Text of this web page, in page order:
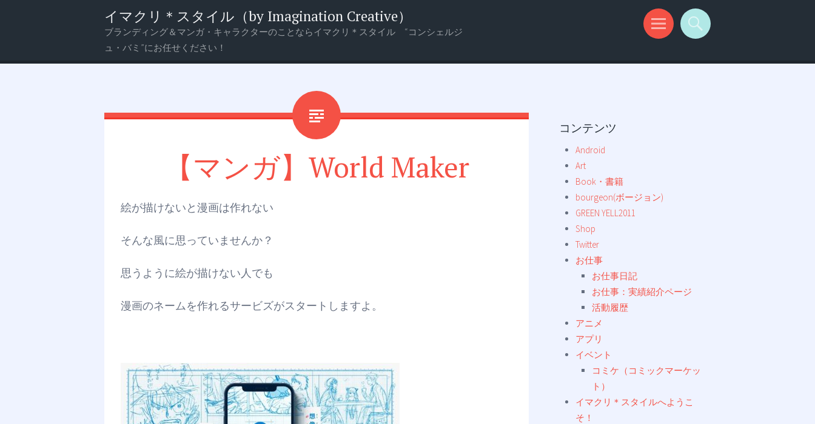
イマクリ＊スタイル（by Imagination Creative）
ブランディング＆マンガ・キャラクターのことならイマクリ＊スタイル “コンシェルジ
ュ・バミ”にお任せください！
ニ
索
【マンガ】World Maker
絵が描けないと漫画は作れない
そんな風に思っていませんか？
思うように絵が描けない人でも
漫画のネームを作れるサービズがスタートしますよ。
コンテンツ
Android
Art
Book・書籍
bourgeon(ボージョン)
GREEN YELL2011
Shop
Twitter
お仕事
お仕事日記
お仕事：実績紹介ページ
活動履歴
アニメ
アプリ
イベント
コミケ（コミックマーケッ
ト）
イマクリ＊スタイルへようこ
そ！